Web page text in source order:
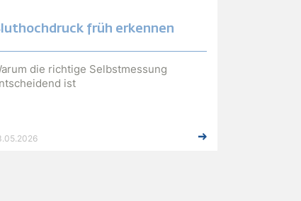
früh erkennen
die richtige Selbstmessung
ist